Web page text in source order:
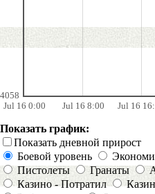
Jul 16 0:00 Jul 16 8:00 Jul 16
4058
Показать график:
Показать дневной прирост
Боевой уровень
Пистолеты
Гранаты
Казино - Потратил